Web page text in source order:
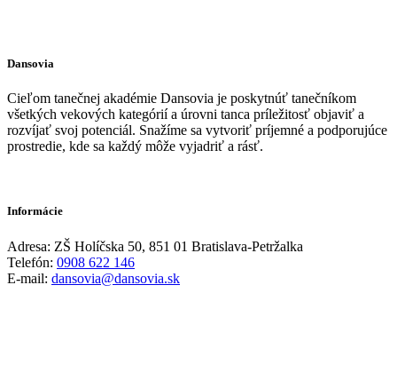
Dansovia
Cieľom tanečnej akadémie Dansovia je poskytnúť tanečníkom
všetkých vekových kategórií a úrovni tanca príležitosť objaviť a
rozvíjať svoj potenciál. Snažíme sa vytvoriť príjemné a podporujúce
prostredie, kde sa každý môže vyjadriť a rásť.
Informácie
Adresa: ZŠ Holíčska 50, 851 01 Bratislava-Petržalka
Telefón: 0908 622 146
E-mail: dansovia@dansovia.sk